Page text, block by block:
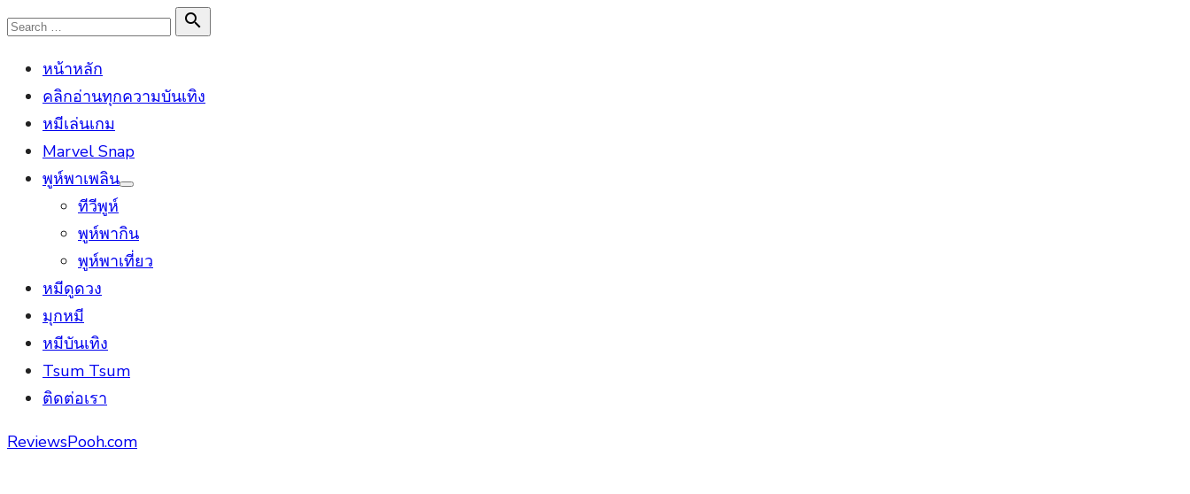
Skip
content
Search

Search
หน้าหลัก
คลิกอ่านทุกความบันเทิง
หมีเล่นเกม
Marvel Snap
พูห์พาเพลิน
Show
ทีวีพูห์
พูห์พากิน
พูห์พาเที่ยว
หมีดูดวง
มุกหมี
หมีบันเทิง
Tsum Tsum
ติดต่อเรา
ReviewsPooh.com